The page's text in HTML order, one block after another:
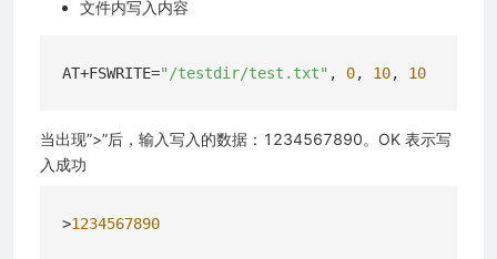
文件内写入内容
AT+FSWRITE="/testdir/test.txt" , 0, 10, 10
当出现”>”后，输入写入的数据：1234567890。OK 表示写
入成功
>1234567890